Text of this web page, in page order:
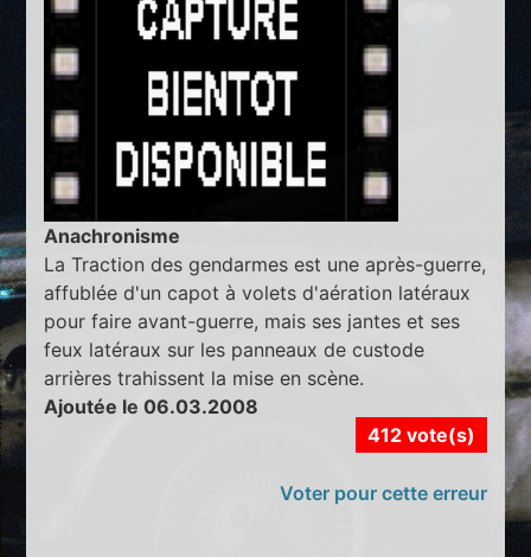
Anachronisme
La Traction des gendarmes est une après-guerre,
affublée d'un capot à volets d'aération latéraux
pour faire avant-guerre, mais ses jantes et ses
feux latéraux sur les panneaux de custode
arrières trahissent la mise en scène.
Ajoutée le 06.03.2008
412 vote(s)
Voter pour cette erreur